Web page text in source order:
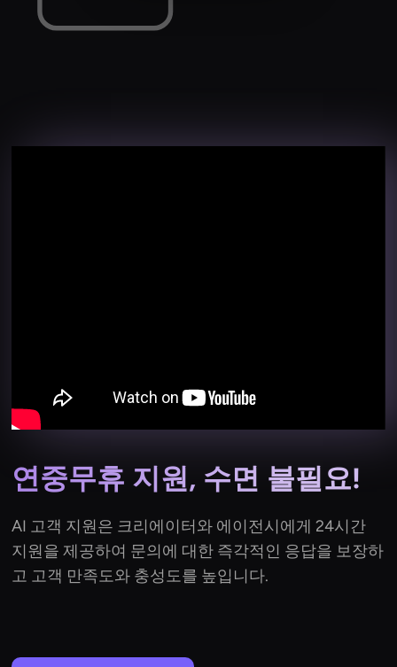
연중무휴 지원, 수면 불필요!
AI 고객 지원은 크리에이터와 에이전시에게 24시간
지원을 제공하여 문의에 대한 즉각적인 응답을 보장하
고 고객 만족도와 충성도를 높입니다.